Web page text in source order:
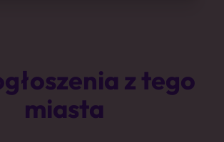
z tego
miasta